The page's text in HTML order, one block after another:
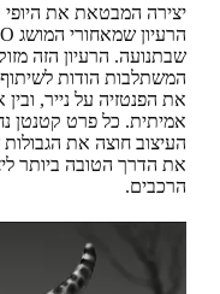
יצירה המבטאת את היופי
שבתנועה. הרעיון הזה
המשתלבות הודות לשיתוף
את הפנטזיה על נייר, ובין
אמיתית. כל פרט קטנטן
העיצוב חוצה את הגבולות
את הדרך הטובה ביותר
הרכבים.